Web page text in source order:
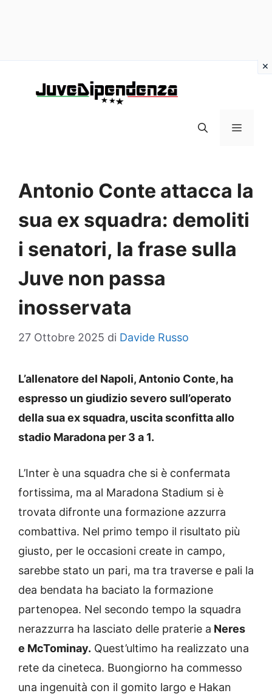
MENU
Antonio Conte attacca la
sua ex squadra: demoliti
i senatori, la frase sulla
Juve non passa
inosservata
27 Ottobre 2025 di Davide Russo
L’allenatore del Napoli, Antonio Conte, ha
espresso un giudizio severo sull’operato
della sua ex squadra, uscita sconfitta allo
stadio Maradona per 3 a 1.
L’Inter è una squadra che si è confermata
fortissima, ma al Maradona Stadium si è
trovata difronte una formazione azzurra
combattiva. Nel primo tempo il risultato più
giusto, per le occasioni create in campo,
sarebbe stato un pari, ma tra traverse e pali la
dea bendata ha baciato la formazione
partenopea. Nel secondo tempo la squadra
nerazzurra ha lasciato delle praterie a Neres
e McTominay. Quest’ultimo ha realizzato una
rete da cineteca. Buongiorno ha commesso
una ingenuità con il gomito largo e Hakan